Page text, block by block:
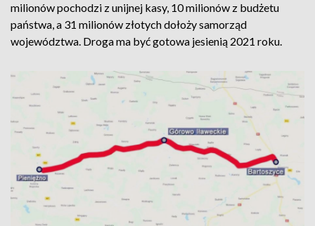
milionów pochodzi z unijnej kasy, 10 milionów z budżetu
państwa, a 31 milionów złotych dołoży samorząd
województwa. Droga ma być gotowa jesienią 2021 roku.